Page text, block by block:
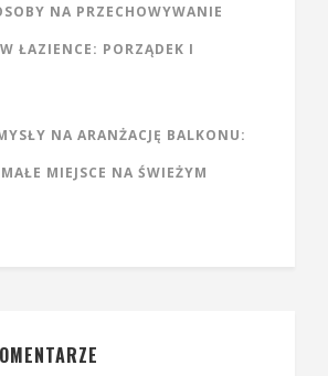
NA PRZECHOWYWANIE
ŁAZIENCE: PORZĄDEK I
NA ARANŻACJĘ BALKONU:
MIEJSCE NA ŚWIEŻYM